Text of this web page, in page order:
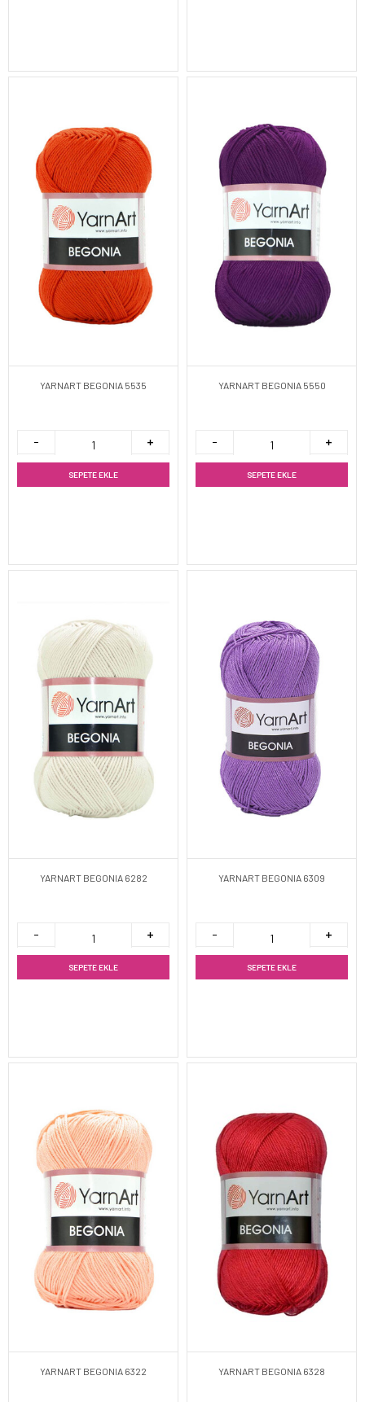
YARNART BEGONIA 5535
SEPETE EKLE
YARNART BEGONIA 5550
SEPETE EKLE
YARNART BEGONIA 6282
SEPETE EKLE
YARNART BEGONIA 6309
SEPETE EKLE
YARNART BEGONIA 6322 YARNART BEGONIA 6328